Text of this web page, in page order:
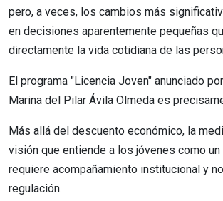
pero, a veces, los cambios más
en decisiones aparentemente pequeñas
directamente la vida cotidiana de las
El programa "Licencia Joven" anunciado
Marina del Pilar Ávila Olmeda es
Más allá del descuento económico, la
visión que entiende a los jóvenes como
requiere acompañamiento institucional y
regulación.